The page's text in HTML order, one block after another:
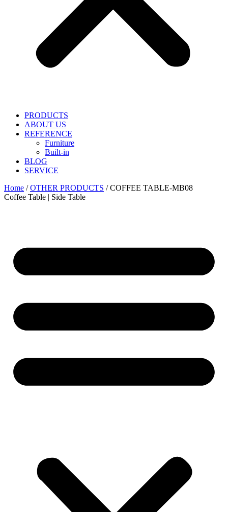
PRODUCTS
ABOUT US
REFERENCE
Furniture
Built-in
BLOG
SERVICE
Home /OTHER PRODUCTS / COFFEE TABLE-MB08
Coffee Table | Side Table